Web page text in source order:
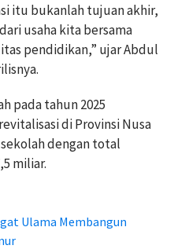
itu bukanlah tujuan akhir,
usaha kita bersama
pendidikan,” ujar Abdul
pada tahun 2025
di Provinsi Nusa
dengan total
miliar.
Ulama Membangun